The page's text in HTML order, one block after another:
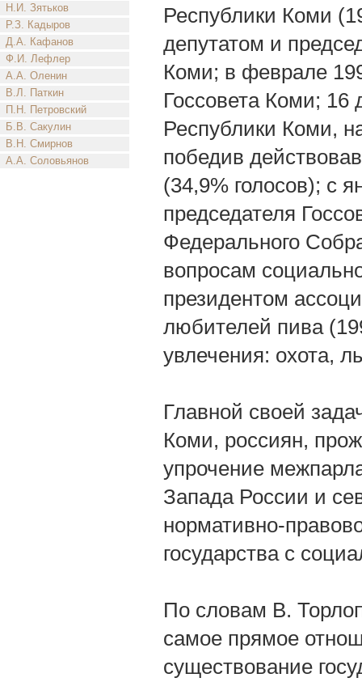
Н.И. Зятьков
Р.З. Кадыров
Д.А. Кафанов
Ф.И. Лефлер
А.А. Оленин
В.Л. Паткин
П.Н. Петровский
Б.В. Сакулин
В.Н. Смирнов
А.А. Соловьянов
Республики Коми
депутатом и
Коми; в феврале
Госсовета Коми; 16
Республики Коми,
победив
(34,9% голосов); с
председателя
Федерального
вопросам
президентом
любителей пива
увлечения: охота,
Главной своей
Коми, россиян,
упрочение
Запада России и
нормативно-
государства с
По словам В.
самое прямое
существование